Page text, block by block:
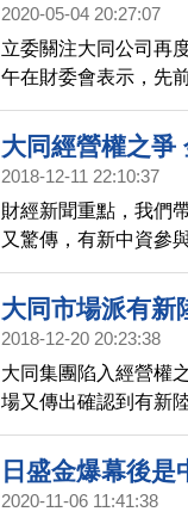
2020-05-04 20:27:07
立委關注大同公司再
午在財委會表示，先
有無中資是否持有大
大同經營權之爭
2018-12-11 22:10:37
財經新聞重點，我們
又驚傳，有新中資參
跡」，金管會證實，
明。
大同市場派有新
2018-12-20 20:23:38
大同集團陷入經營權
場又傳出確認到有新
資」，與龍峰集團任
外資專戶身份下單，
大同股票18.5%股份
日盛金爆幕後
2020-11-06 11:41:38